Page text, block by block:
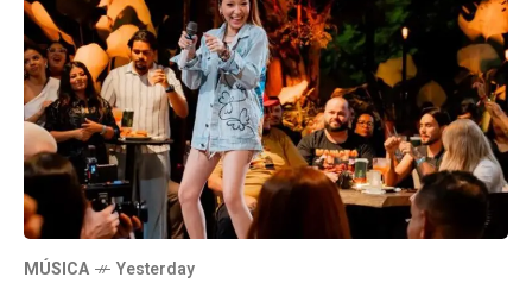
MÚSICA Yesterday